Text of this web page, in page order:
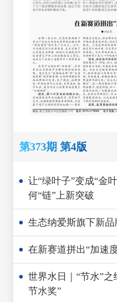
第373期 第4版
让“绿叶子”变成“金叶子” ——看生态纳爱
何“链”上新突破
生态纳爱斯旗下新
在新赛道拼出“加速
世界水日｜“节水”
节水奖”